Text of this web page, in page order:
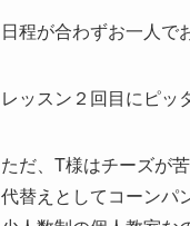
日程が合わずお一人で
レッスン２回目にピッ
ただ、T様はチーズが
代替えとしてコーンパ